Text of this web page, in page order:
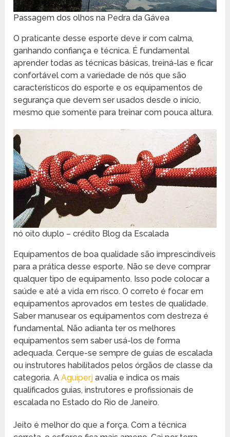
Passagem dos olhos na Pedra da Gávea
O praticante desse esporte deve ir com calma,
ganhando confiança e técnica. É fundamental
aprender todas as técnicas básicas, treiná-las e ficar
confortável com a variedade de nós que são
característicos do esporte e os equipamentos de
segurança que devem ser usados desde o início,
mesmo que somente para treinar com pouca altura.
nó oito duplo – crédito Blog da Escalada
Equipamentos de boa qualidade são imprescindíveis
para a prática desse esporte. Não se deve comprar
qualquer tipo de equipamento. Isso pode colocar a
saúde e até a vida em risco. O correto é focar em
equipamentos aprovados em testes de qualidade.
Saber manusear os equipamentos com destreza é
fundamental. Não adianta ter os melhores
equipamentos sem saber usá-los de forma
adequada. Cerque-se sempre de guias de escalada
ou instrutores habilitados pelos órgãos de classe da
categoria. AAguiperjavalia e indica os mais
qualificados guias, instrutores e profissionais de
escalada no Estado do Rio de Janeiro.
Jeito é melhor do que a força. Com a técnica